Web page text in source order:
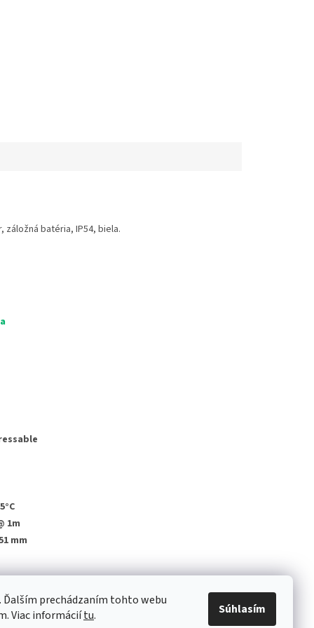
Ďalším prechádzaním tohto webu
Viac informáciítu. Súhlasím
záložná batéria, IP54, biela.
1m
mm